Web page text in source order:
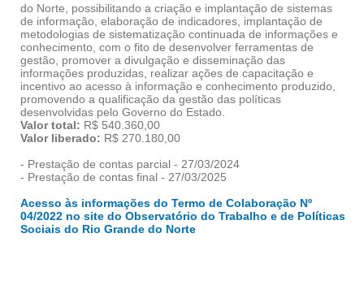
do Norte, possibilitando a criação e implantação de sistemas
de informação, elaboração de indicadores, implantação de
metodologias de sistematização continuada de informações e
conhecimento, com o fito de desenvolver ferramentas de
gestão, promover a divulgação e disseminação das
informações produzidas, realizar ações de capacitação e
incentivo ao acesso à informação e conhecimento produzido,
promovendo a qualificação da gestão das políticas
desenvolvidas pelo Governo do Estado.
Valor total: R$ 540.360,00
Valor liberado: R$ 270.180,00
- Prestação de contas parcial - 27/03/2024
- Prestação de contas final - 27/03/2025
Acesso às informações do Termo de Colaboração Nº
04/2022 no site do Observatório do Trabalho e de Políticas
Sociais do Rio Grande do Norte